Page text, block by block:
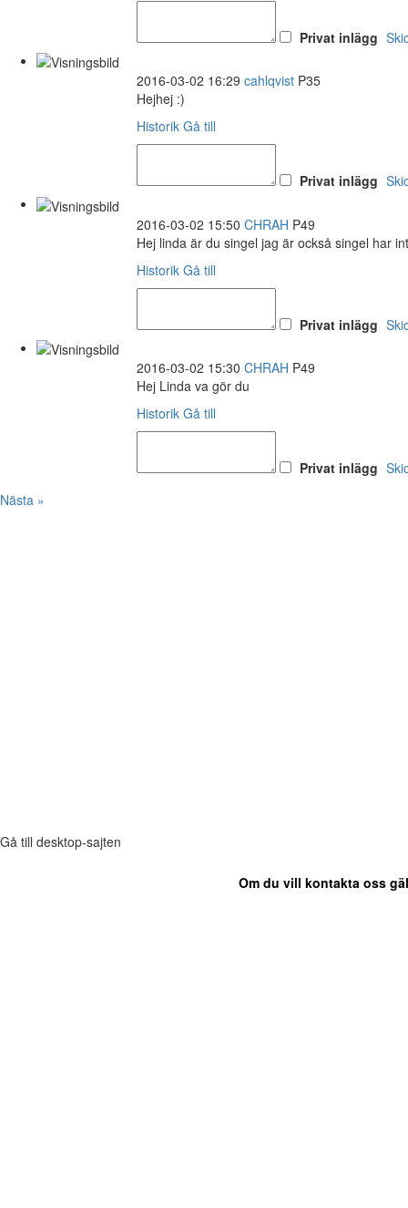
Privat inlägg
2016-03-02 16:29 cahlqvist P35
Hejhej :)
Historik Gå till
Privat inlägg
2016-03-02 15:50 CHRAH P49
Hej linda är du singel jag är också singel har
Historik Gå till
Privat inlägg
2016-03-02 15:30 CHRAH P49
Hej Linda va gör du
Historik Gå till
Privat inlägg
Nästa »
Gå till desktop-sajten
Om du vill kontakta oss